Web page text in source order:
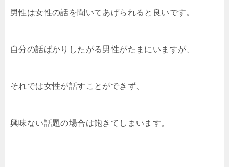
男性は女性の話を聞いてあげられると良いです。
自分の話ばかりしたがる男性がたまにいますが、
それでは女性が話すことができず、
興味ない話題の場合は飽きてしまいます。